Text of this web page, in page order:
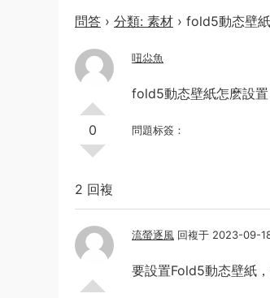
問答 › 分類: 素材 › fold5動态壁
0
吜尛魚
fold5動态壁紙怎麽設置
問題标簽：
2 回複
流螢逐風 回複于 2023-09-
要設置Fold5動态壁紙